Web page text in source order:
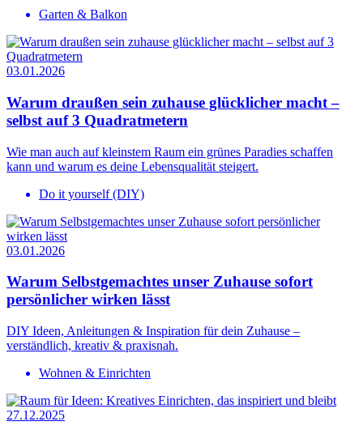
Garten & Balkon
03.01.2026
Warum draußen sein zuhause glücklicher macht –
selbst auf 3 Quadratmetern
Wie man auch auf kleinstem Raum ein grünes Paradies schaffen
kann und warum es deine Lebensqualität steigert.
Do it yourself (DIY)
03.01.2026
Warum Selbstgemachtes unser Zuhause sofort
persönlicher wirken lässt
DIY Ideen, Anleitungen & Inspiration für dein Zuhause –
verständlich, kreativ & praxisnah.
Wohnen & Einrichten
27.12.2025